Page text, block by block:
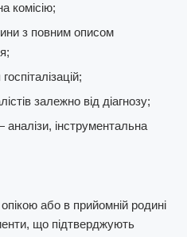
комісію;
з повним описом
залежно від діагнозу;
інструментальна
або в прийомній родині
що підтверджують